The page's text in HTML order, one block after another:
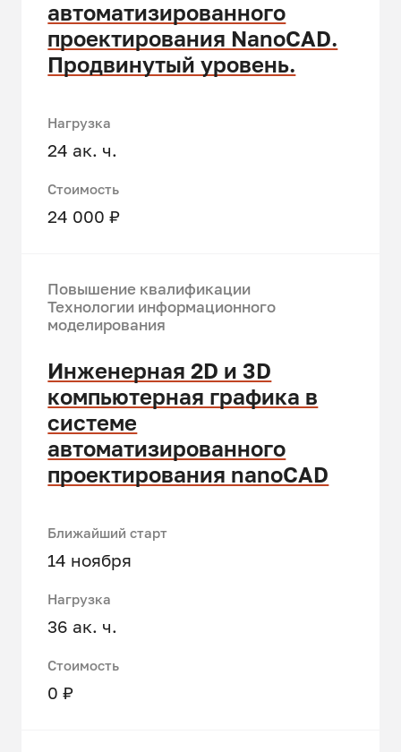
автоматизированного
проектирования NanoCAD.
Продвинутый уровень.
Нагрузка
24 ак. ч.
Стоимость
24 000 ₽
Повышение квалификации
Технологии информационного
моделирования
Инженерная 2D и 3D
компьютерная графика в
системе
автоматизированного
проектирования nanoCAD
Ближайший старт
14 ноября
Нагрузка
36 ак. ч.
Стоимость
0 ₽